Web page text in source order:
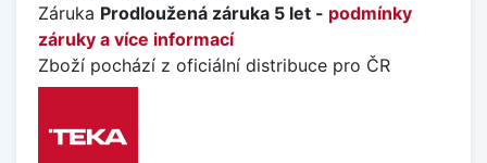
Záruka Prodloužená záruka 5 let - podmínky
záruky a více informací
Zboží pochází z oficiální distribuce pro ČR